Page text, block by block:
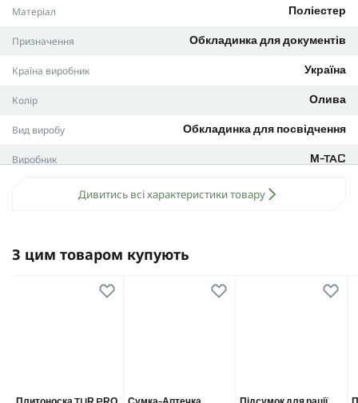
матеріал: полімерний композит
документів
Обкладинка M-Tac ELITE поєднує практичність, надійність і
акуратний зовнішній вигляд, забезпечуючи захист
важливого документа в будь-яких умовах.
Матеріал Поліестер
Призначення Обкладинка для документів
Країна виробник Україна
Колір Олива
Вид виробу Обкладинка для посвідчення
Виробник M-TAC
Дивитись всі характеристики товару
З цим товаром купують